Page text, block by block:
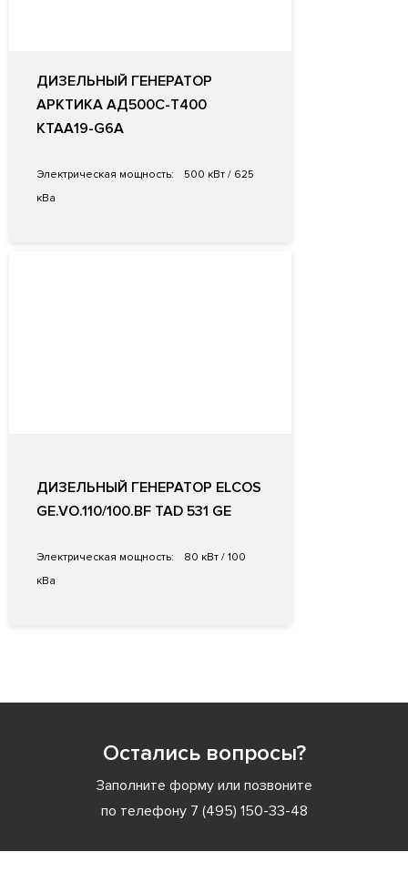
ДИЗЕЛЬНЫЙ ГЕНЕРАТОР
АРКТИКА АД500С-Т400
KTAA19-G6A
Электрическая мощность:
500 кВт / 625
кВа
ДИЗЕЛЬНЫЙ ГЕНЕРАТОР ELCOS
GE.VO.110/100.BF TAD 531 GE
Электрическая мощность:
80 кВт / 100
кВа
Остались вопросы?
Заполните форму или позвоните
по телефону 7 (495) 150-33-48